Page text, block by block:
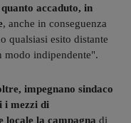
accaduto, in
, anche in conseguenza
qualsiasi esito distante
modo indipendente".
impegnano sindaco
i mezzi di
locale la campagna di